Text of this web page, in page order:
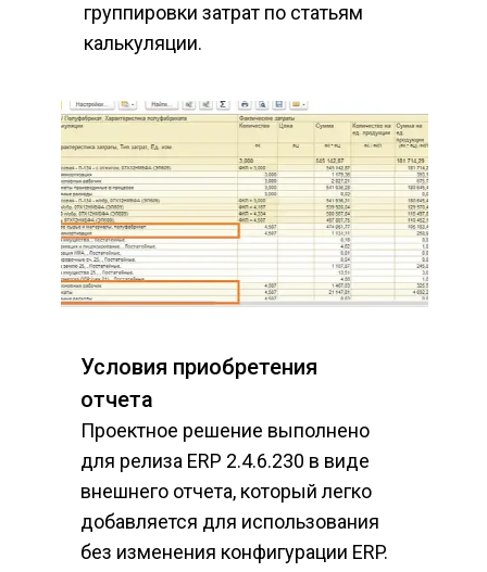
Условия приобретения
отчета
Проектное решение выполнено
для релиза ERP 2.4.6.230 в виде
внешнего отчета, который легко
добавляется для использования
без изменения конфигурации ERP.
группировки затрат по статьям
калькуляции.